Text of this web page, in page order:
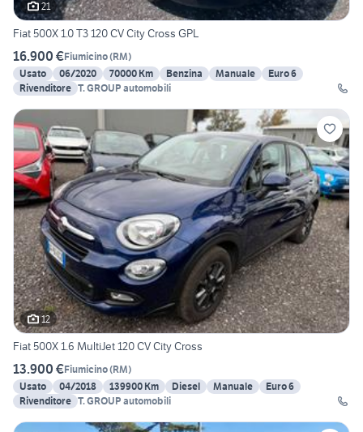
21
Fiat 500X 1.0 T3 120 CV City Cross GPL
16.900 €Fiumicino(RM)
Usato
06/2020 70000 Km Benzina Manuale
Euro 6
Rivenditore T. GROUP automobili
12
Fiat 500X 1.6 MultiJet 120 CV City Cross
13.900 €Fiumicino(RM)
Usato
04/2018 139900 Km Diesel Manuale
Euro 6
Rivenditore T. GROUP automobili